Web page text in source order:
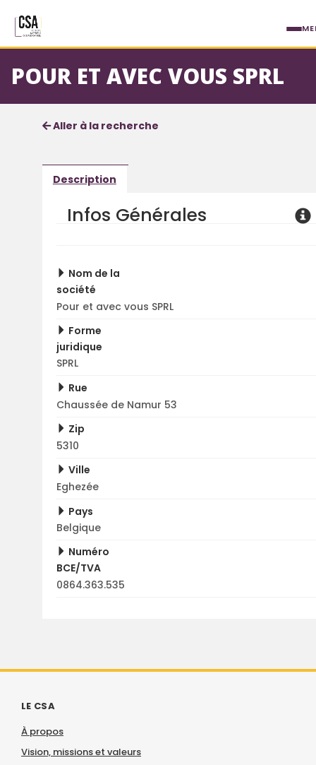
POUR ET AVEC VOUS SPRL
Fiche société
Informations détaillées
Aller à la recherche
Description
Infos Générales
Nom de la
société
Pour et avec vous SPRL
Forme
juridique
SPRL
Rue
Chaussée de Namur 53
Zip
5310
Ville
Eghezée
Pays
Belgique
Numéro
BCE/TVA
0864.363.535
LE CSA
À propos
Vision, missions et valeurs